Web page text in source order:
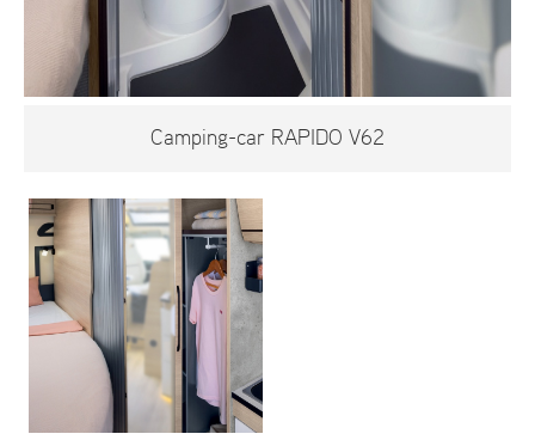
Camping-car RAPIDO V62